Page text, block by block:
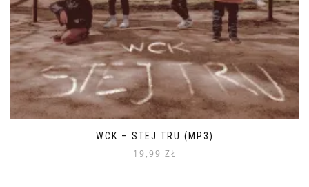
WCK – STEJ TRU (MP3)
19,99 ZŁ